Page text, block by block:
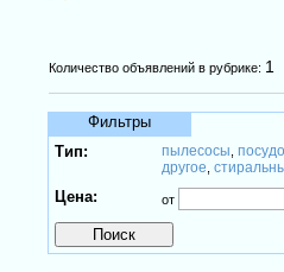
Количество объявлений в рубрике: 1
Фильтры
Тип:
пылесосы
другое
Цена: от